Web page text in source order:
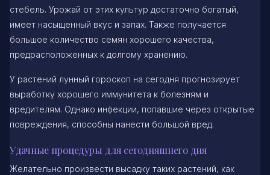
стебель. Урожай от этих культур достаточно богатый,
имеет насыщенный вкус и запах. Также получается
большое количество семян хорошего качества,
предрасположенных к долгому хранению.
У растений лунный гороскоп на сегодня прогнозирует
выработку хорошего иммунитета к болезням и
вредителям. Однако инфекции, попавшие через открытые
повреждения, способны нанести большой вред.
Удачные процедуры для сегодняшнего дня
Желательно произвести высадку таких растений, как